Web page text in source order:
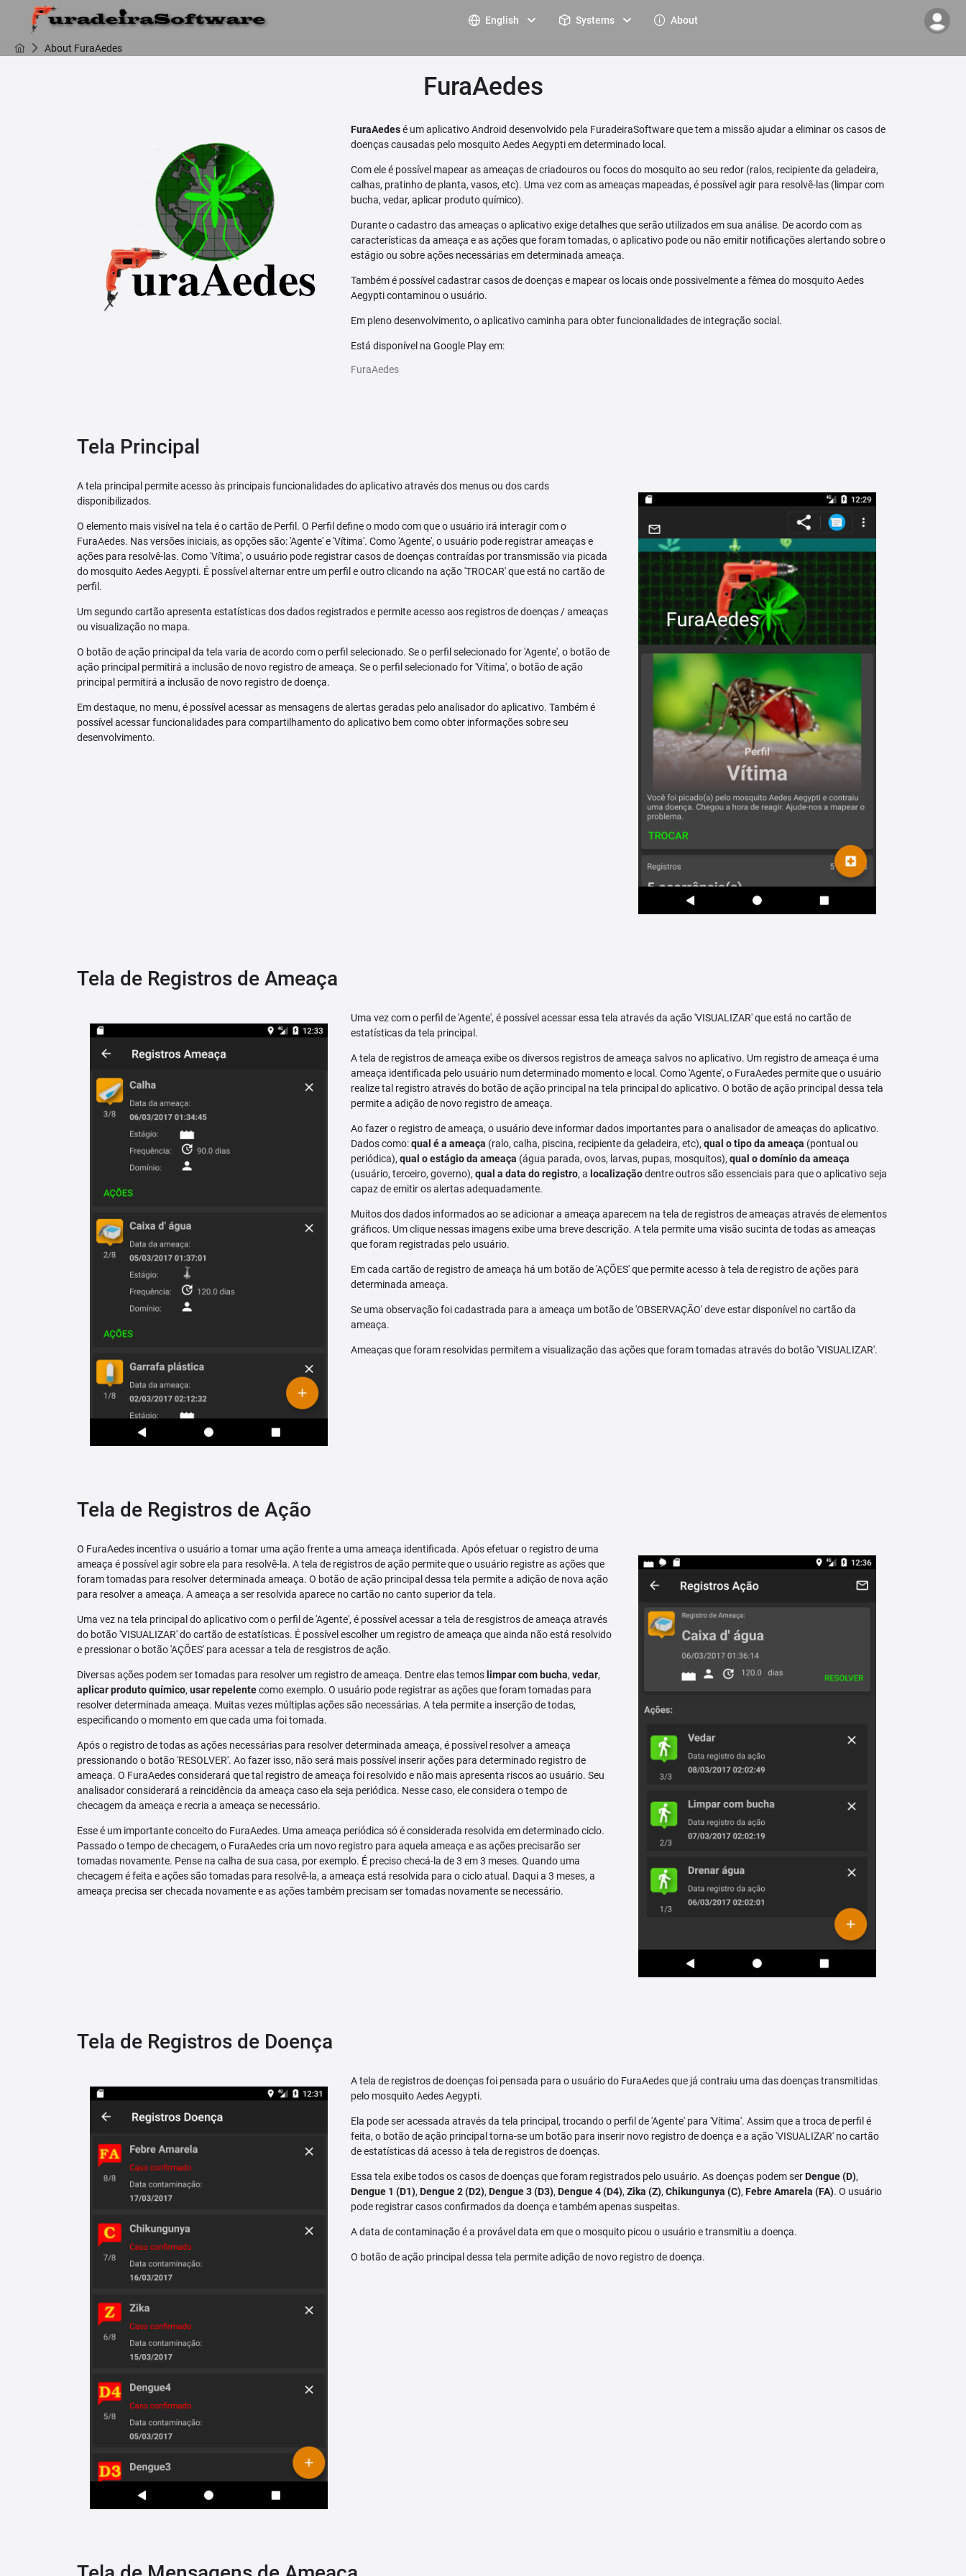
English Systems About
About FuraAedes
FuraAedes
FuraAedesé um aplicativo Android desenvolvido pela FuradeiraSoftware que tem a missão ajudar a eliminar os casos de
doenças causadas pelo mosquito Aedes Aegypti em determinado local.
Com ele é possível mapear as ameaças de criadouros ou focos do mosquito ao seu redor (ralos, recipiente da geladeira,
calhas, pratinho de planta, vasos, etc). Uma vez com as ameaças mapeadas, é possível agir para resolvê-las (limpar com
bucha, vedar, aplicar produto químico).
Durante o cadastro das ameaças o aplicativo exige detalhes que serão utilizados em sua análise. De acordo com as
características da ameaça e as ações que foram tomadas, o aplicativo pode ou não emitir notificações alertando sobre o
estágio ou sobre ações necessárias em determinada ameaça.
Também é possível cadastrar casos de doenças e mapear os locais onde possivelmente a fêmea do mosquito Aedes
Aegypti contaminou o usuário.
Em pleno desenvolvimento, o aplicativo caminha para obter funcionalidades de integração social.
Está disponível na Google Play em:
FuraAedes
Tela Principal
A tela principal permite acesso às principais funcionalidades do aplicativo através dos menus ou dos cards
disponibilizados.
O elemento mais visível na tela é o cartão de Perfil. O Perfil define o modo com que o usuário irá interagir com o
FuraAedes. Nas versões iniciais, as opções são: 'Agente' e 'Vítima'. Como 'Agente', o usuário pode registrar ameaças e
ações para resolvê-las. Como 'Vítima', o usuário pode registrar casos de doenças contraídas por transmissão via picada
do mosquito Aedes Aegypti. É possível alternar entre um perfil e outro clicando na ação 'TROCAR' que está no cartão de
perfil.
Um segundo cartão apresenta estatísticas dos dados registrados e permite acesso aos registros de doenças / ameaças
ou visualização no mapa.
O botão de ação principal da tela varia de acordo com o perfil selecionado. Se o perfil selecionado for 'Agente', o botão de
ação principal permitirá a inclusão de novo registro de ameaça. Se o perfil selecionado for 'Vítima', o botão de ação
principal permitirá a inclusão de novo registro de doença.
Em destaque, no menu, é possível acessar as mensagens de alertas geradas pelo analisador do aplicativo. Também é
possível acessar funcionalidades para compartilhamento do aplicativo bem como obter informações sobre seu
desenvolvimento.
Tela de Registros de Ameaça
Uma vez com o perfil de 'Agente', é possível acessar essa tela através da ação 'VISUALIZAR' que está no cartão de
estatísticas da tela principal.
A tela de registros de ameaça exibe os diversos registros de ameaça salvos no aplicativo. Um registro de ameaça é uma
ameaça identificada pelo usuário num determinado momento e local. Como 'Agente', o FuraAedes permite que o usuário
realize tal registro através do botão de ação principal na tela principal do aplicativo. O botão de ação principal dessa tela
permite a adição de novo registro de ameaça.
Ao fazer o registro de ameaça, o usuário deve informar dados importantes para o analisador de ameaças do aplicativo.
Dados como:qual é a ameaça (ralo, calha, piscina, recipiente da geladeira, etc),qual o tipo da ameaça (pontual ou
periódica),qual o estágio da ameaça (água parada, ovos, larvas, pupas, mosquitos),qual o domínio da ameaça
(usuário, terceiro, governo),qual a data do registro, a localizaçãodentre outros são essenciais para que o aplicativo seja
capaz de emitir os alertas adequadamente.
Muitos dos dados informados ao se adicionar a ameaça aparecem na tela de registros de ameaças através de elementos
gráficos. Um clique nessas imagens exibe uma breve descrição. A tela permite uma visão sucinta de todas as ameaças
que foram registradas pelo usuário.
Em cada cartão de registro de ameaça há um botão de 'AÇÕES' que permite acesso à tela de registro de ações para
determinada ameaça.
Se uma observação foi cadastrada para a ameaça um botão de 'OBSERVAÇÃO' deve estar disponível no cartão da
ameaça.
Ameaças que foram resolvidas permitem a visualização das ações que foram tomadas através do botão 'VISUALIZAR'.
Tela de Registros de Ação
O FuraAedes incentiva o usuário a tomar uma ação frente a uma ameaça identificada. Após efetuar o registro de uma
ameaça é possível agir sobre ela para resolvê-la. A tela de registros de ação permite que o usuário registre as ações que
foram tomadas para resolver determinada ameaça. O botão de ação principal dessa tela permite a adição de nova ação
para resolver a ameaça. A ameaça a ser resolvida aparece no cartão no canto superior da tela.
Uma vez na tela principal do aplicativo com o perfil de 'Agente', é possível acessar a tela de resgistros de ameaça através
do botão 'VISUALIZAR' do cartão de estatísticas. É possível escolher um registro de ameaça que ainda não está resolvido
e pressionar o botão 'AÇÕES' para acessar a tela de resgistros de ação.
Diversas ações podem ser tomadas para resolver um registro de ameaça. Dentre elas temos limpar com bucha, vedar,
aplicar produto químico, usar repelentecomo exemplo. O usuário pode registrar as ações que foram tomadas para
resolver determinada ameaça. Muitas vezes múltiplas ações são necessárias. A tela permite a inserção de todas,
especificando o momento em que cada uma foi tomada.
Após o registro de todas as ações necessárias para resolver determinada ameaça, é possível resolver a ameaça
pressionando o botão 'RESOLVER'. Ao fazer isso, não será mais possível inserir ações para determinado registro de
ameaça. O FuraAedes considerará que tal registro de ameaça foi resolvido e não mais apresenta riscos ao usuário. Seu
analisador considerará a reincidência da ameaça caso ela seja periódica. Nesse caso, ele considera o tempo de
checagem da ameaça e recria a ameaça se necessário.
Esse é um importante conceito do FuraAedes. Uma ameaça periódica só é considerada resolvida em determinado ciclo.
Passado o tempo de checagem, o FuraAedes cria um novo registro para aquela ameaça e as ações precisarão ser
tomadas novamente. Pense na calha de sua casa, por exemplo. É preciso checá-la de 3 em 3 meses. Quando uma
checagem é feita e ações são tomadas para resolvê-la, a ameaça está resolvida para o ciclo atual. Daqui a 3 meses, a
ameaça precisa ser checada novamente e as ações também precisam ser tomadas novamente se necessário.
Tela de Registros de Doença
A tela de registros de doenças foi pensada para o usuário do FuraAedes que já contraiu uma das doenças transmitidas
pelo mosquito Aedes Aegypti.
Ela pode ser acessada através da tela principal, trocando o perfil de 'Agente' para 'Vítima'. Assim que a troca de perfil é
feita, o botão de ação principal torna-se um botão para inserir novo registro de doença e a ação 'VISUALIZAR' no cartão
de estatísticas dá acesso à tela de registros de doenças.
Essa tela exibe todos os casos de doenças que foram registrados pelo usuário. As doenças podem serDengue (D),
Dengue 1 (D1),Dengue 2 (D2),Dengue 3 (D3),Dengue 4 (D4),Zika (Z),Chikungunya (C),Febre Amarela (FA). O usuário
pode registrar casos confirmados da doença e também apenas suspeitas.
A data de contaminação é a provável data em que o mosquito picou o usuário e transmitiu a doença.
O botão de ação principal dessa tela permite adição de novo registro de doença.